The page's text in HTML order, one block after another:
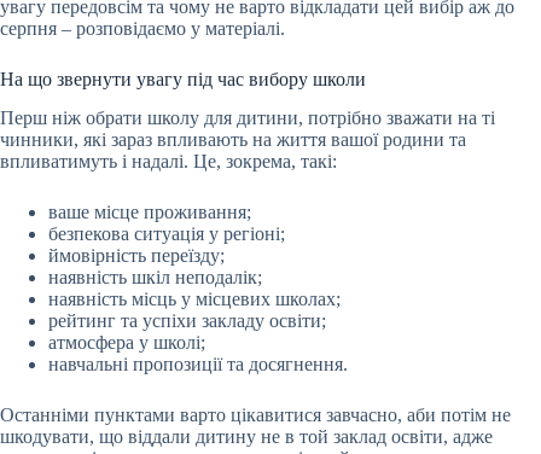
увагу передовсім та чому не варто відкладати цей вибір аж до
серпня – розповідаємо у матеріалі.
На що звернути увагу під час вибору школи
Перш ніж обрати школу для дитини, потрібно зважати на ті
чинники, які зараз впливають на життя вашої родини та
впливатимуть і надалі. Це, зокрема, такі:
ваше місце проживання;
безпекова ситуація у регіоні;
ймовірність переїзду;
наявність шкіл неподалік;
наявність місць у місцевих школах;
рейтинг та успіхи закладу освіти;
атмосфера у школі;
навчальні пропозиції та досягнення.
Останніми пунктами варто цікавитися завчасно, аби потім не
шкодувати, що віддали дитину не в той заклад освіти, адже